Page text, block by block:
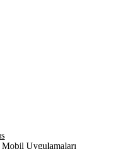
Uygulamaları